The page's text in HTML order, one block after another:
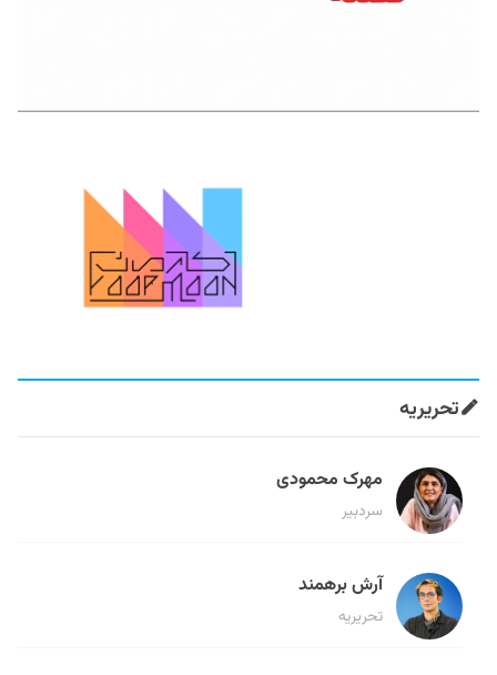
تحریریه
مهرک محمودی
سردبیر
آرش برهمند
تحریریه